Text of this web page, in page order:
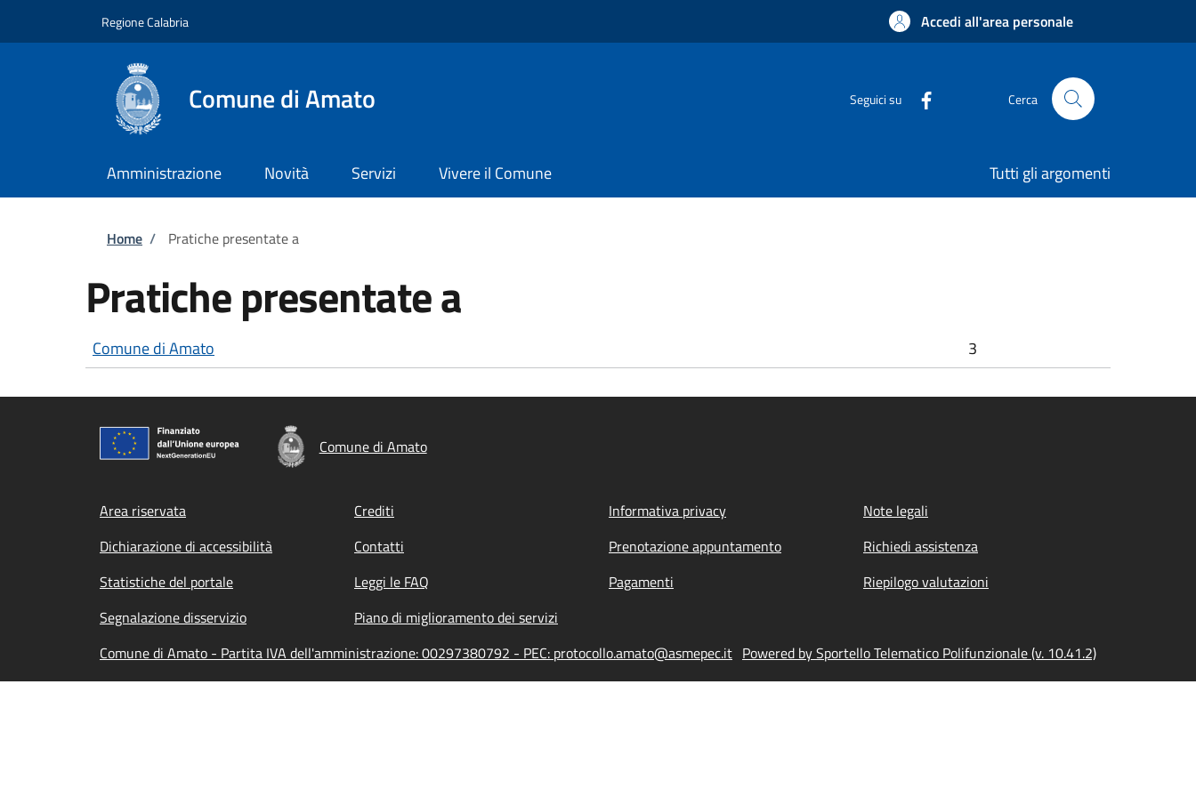
Regione Calabria Accedi all'area personale
Comune di Amato Seguici su Cerca
Amministrazione Novità Servizi Vivere il Comune Tutti gli argomenti
Briciole di pane
Home / Pratiche presentate a
Pratiche presentate a
Comune di Amato 3
Comune di Amato
Footer menu
Area riservata Crediti Informativa privacy
Note legali
Dichiarazione di accessibilità
Contatti Prenotazione appuntamento
Richiedi assistenza
Statistiche del portale
Leggi le FAQ Pagamenti
Riepilogo valutazioni
Segnalazione disservizio
Piano di miglioramento dei servizi
Comune di Amato - Partita IVA dell'amministrazione: 00297380792 - PEC: protocollo.amato@asmepec.it Powered by Sportello Telematico Polifunzionale (v. 10.41.2)